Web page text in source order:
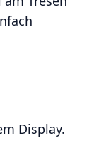
Display.